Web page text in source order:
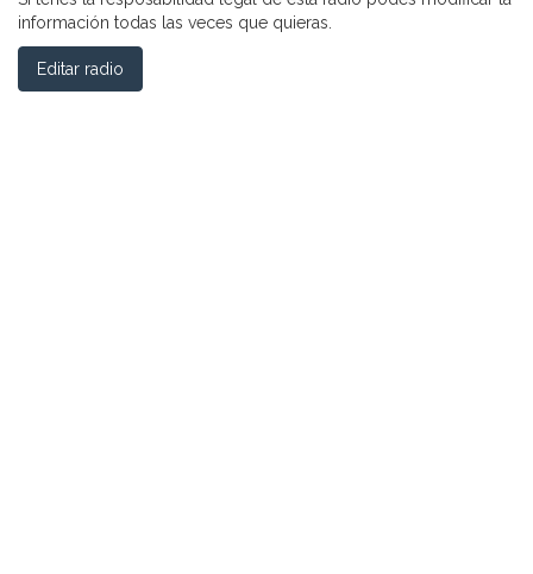
información todas las veces que quieras.
Editar radio